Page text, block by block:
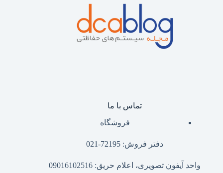
تماس با ما
فروشگاه
دفتر فروش: 72195-021
واحد آیفون تصویری، اعلام حریق: 09016102516